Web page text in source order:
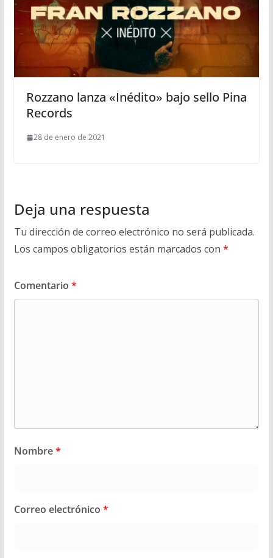
Rozzano lanza «Inédito» bajo sello Pina
Records
28 de enero de 2021
Deja una respuesta
Tu dirección de correo electrónico no será publicada.
Los campos obligatorios están marcados con *
Comentario *
Nombre*
Correo electrónico *